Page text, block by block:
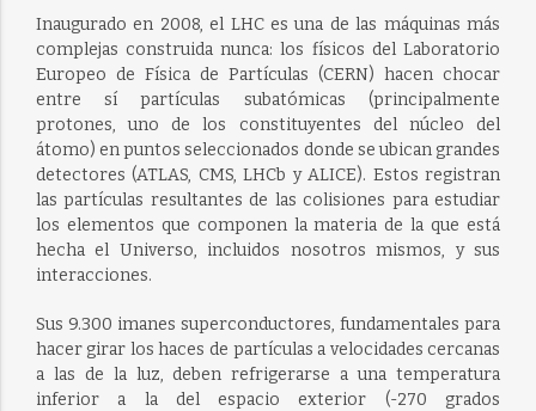
Inaugurado en 2008, el LHC es una de las máquinas más
complejas construida nunca: los físicos del Laboratorio
Europeo de Física de Partículas (CERN) hacen chocar
entre sí partículas subatómicas (principalmente
protones, uno de los constituyentes del núcleo del
átomo) en puntos seleccionados donde se ubican grandes
detectores (ATLAS, CMS, LHCb y ALICE). Estos registran
las partículas resultantes de las colisiones para estudiar
los elementos que componen la materia de la que está
hecha el Universo, incluidos nosotros mismos, y sus
interacciones.
Sus 9.300 imanes superconductores, fundamentales para
hacer girar los haces de partículas a velocidades cercanas
a las de la luz, deben refrigerarse a una temperatura
inferior a la del espacio exterior (-270 grados